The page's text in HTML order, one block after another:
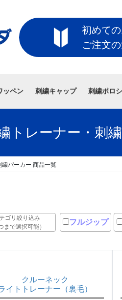
初めて
ご注文の
ッペン 刺繍キャップ 刺繍ポロ
トレーナー・刺
パーカー 商品一覧
ゴリ絞り込み
まで選択可能）
フルジップ
クルーネック
イトトレーナー（裏毛）